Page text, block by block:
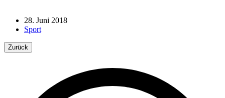
28. Juni 2018
Sport